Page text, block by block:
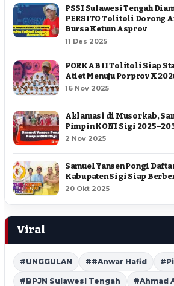
PSSI Sulawesi Tengah
PERSITO Tolitoli Dorong
Bursa Ketum Asprov
11 Des 2025
PORKAB II Tolitoli Siap
Atlet Menuju Porprov X
16 Nov 2025
Aklamasi di Musorkab,
Pimpin KONI Sigi
2 Nov 2025
Samuel Yansen Pongi
Kabupaten Sigi Siap
20 Okt 2025
Viral
#UNGGULAN ##Anwar Hafid
#BPJN Sulawesi Tengah #Ahmad